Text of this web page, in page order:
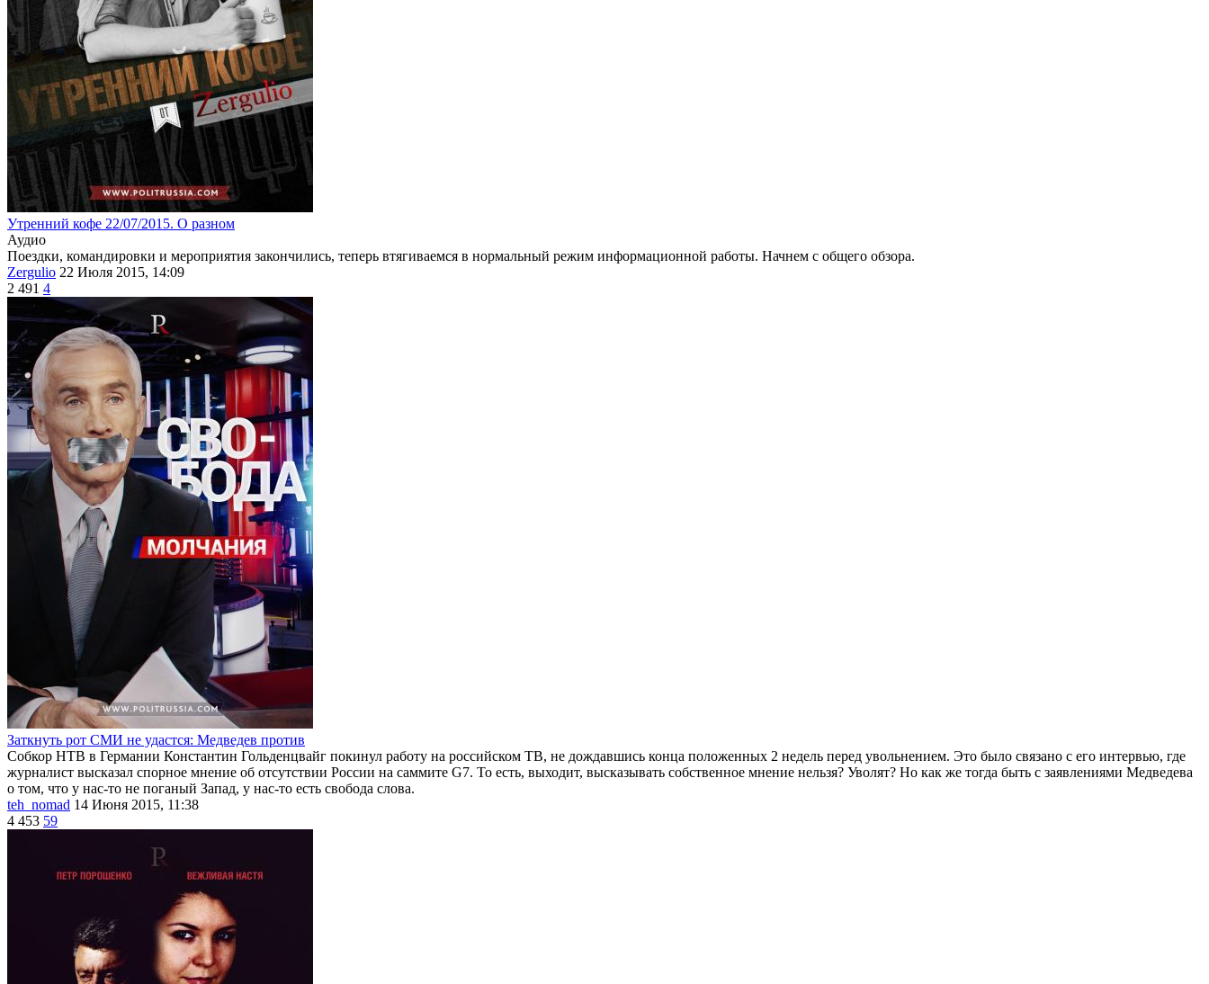
Утренний кофе 22/07/2015. О разном
Аудио
Поездки, командировки и мероприятия закончились, теперь втягиваемся в нормальный режим информационной работы. Начнем с общего обзора.
Zergulio 22 Июля 2015, 14:09
2 491 4
Заткнуть рот СМИ не удастся: Медведев против
Собкор НТВ в Германии Константин Гольденцвайг покинул работу на российском ТВ, не дождавшись конца положенных 2 недель перед увольнением. Это было связано с его интервью, где
журналист высказал спорное мнение об отсутствии России на саммите G7. То есть, выходит, высказывать собственное мнение нельзя? Уволят? Но как же тогда быть с заявлениями Медведева
о том, что у нас-то не поганый Запад, у нас-то есть свобода слова.
teh_nomad 14 Июня 2015, 11:38
4 453 59